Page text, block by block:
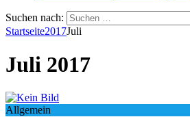
Suchen nach:
Startseite2017Juli
Juli 2017
Allgemein